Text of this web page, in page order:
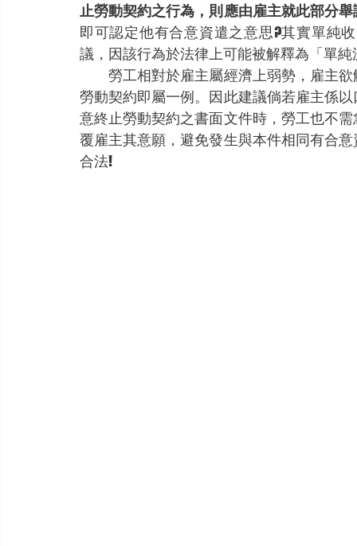
止勞動契約之行為，則應由雇主就此部分舉
即可認定他有合意資遣之意思?其實單純
議，因該行為於法律上可能被解釋為「單
勞工相對於雇主屬經濟上弱勢，雇主欲
勞動契約即屬一例。因此建議倘若雇主係
意終止勞動契約之書面文件時，勞工也不
覆雇主其意願，避免發生與本件相同有合
合法!